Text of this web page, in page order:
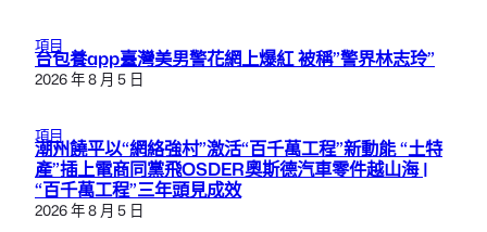
項目
台包養app臺灣美男警花網上爆紅 被稱”警界林志玲”
2026 年 8 月 5 日
項目
潮州饒平以“網絡強村”激活“百千萬工程”新動能 “土特
產”插上電商同黨飛OSDER奧斯德汽車零件越山海 |
“百千萬工程”三年頭見成效
2026 年 8 月 5 日